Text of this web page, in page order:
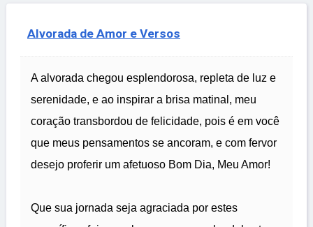
Alvorada de Amor e Versos
A alvorada chegou esplendorosa, repleta de luz e
serenidade, e ao inspirar a brisa matinal, meu
coração transbordou de felicidade, pois é em você
que meus pensamentos se ancoram, e com fervor
desejo proferir um afetuoso Bom Dia, Meu Amor!
Que sua jornada seja agraciada por estes